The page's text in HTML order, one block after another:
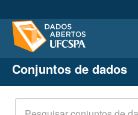
Conjuntos de dados
Organizações
Grupos
Conjuntos de dados